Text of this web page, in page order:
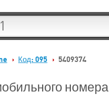
Код: 095 5409374
номера